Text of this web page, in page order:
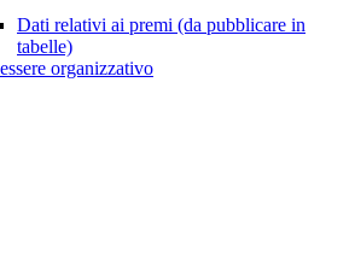
Dati relativi ai premi (da pubblicare in
tabelle)
organizzativo